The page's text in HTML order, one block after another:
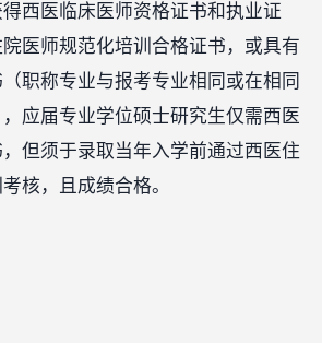
得西医临床医师资格证书和执业证
医师规范化培训合格证书，或具有
职称专业与报考专业相同或在相同
应届专业学位硕士研究生仅需西医
但须于录取当年入学前通过西医住
核，且成绩合格。